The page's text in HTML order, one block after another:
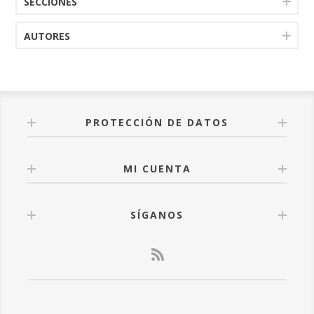
AUTORES
PROTECCIÓN DE DATOS
MI CUENTA
SÍGANOS